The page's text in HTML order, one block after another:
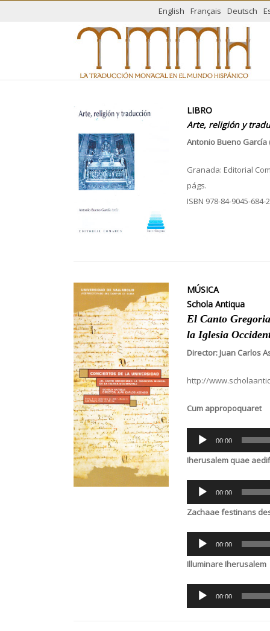
English Français Deutsch
LIBRO
Arte, religión y
Antonio Bueno García
Granada: Editorial
págs.
ISBN 978-84-9045-684-2
MÚSICA
Schola Antiqua
El Canto
la Iglesia
Director: Juan Carlos
http://
Cum appropoquaret
Audio
Player
00:00
Iherusalem quae
Audio
Player
00:00
Zachaae festinans
Audio
Player
00:00
Illuminare Iherusalem
Audio
Player
00:00